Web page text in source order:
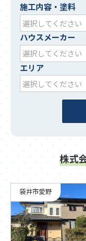
施工内容・塗料
ハウスメーカー
エリア
株式
袋井市愛野